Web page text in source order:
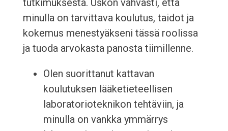
tutkimuksesta. Uskon vahvasti, että
minulla on tarvittava koulutus, taidot ja
kokemus menestyäkseni tässä roolissa
ja tuoda arvokasta panosta tiimillenne.
Olen suorittanut kattavan
koulutuksen lääketieteellisen
laboratorioteknikon tehtäviin, ja
minulla on vankka ymmärrys